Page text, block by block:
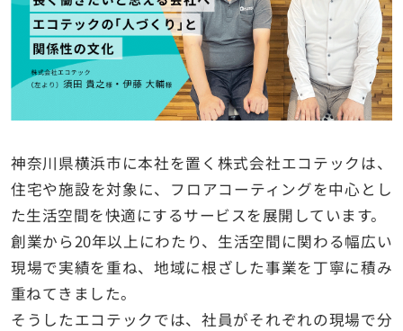
神奈川県横浜市に本社を置く株式会社エコテックは、
住宅や施設を対象に、フロアコーティングを中心とし
た生活空間を快適にするサービスを展開しています。
創業から20年以上にわたり、生活空間に関わる幅広い
現場で実績を重ね、地域に根ざした事業を丁寧に積み
重ねてきました。
そうしたエコテックでは、社員がそれぞれの現場で分